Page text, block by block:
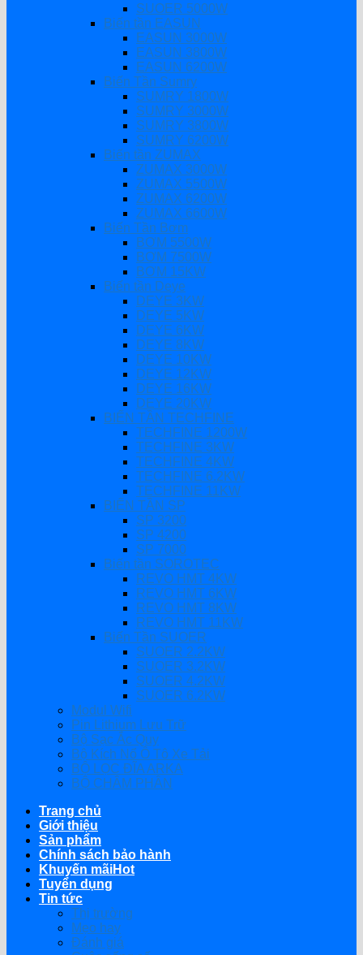
SUOER 5000W
Biến tần EASUN
EASUN 3000W
EASUN 3800W
EASUN 6200W
Biến Tần Sumry
SUMRY 1800W
SUMRY 3000W
SUMRY 3800W
SUMRY 6200W
Biến tần ZUMAX
ZUMAX 3000W
ZUMAX 5500W
ZUMAX 6200W
ZUMAX 6600W
Biến Tần Bơm
BƠM 5500W
BƠM 7500W
BƠM 15KW
Biến tần Deye
DEYE 3KW
DEYE 5KW
DEYE 6KW
DEYE 8KW
DEYE 10KW
DEYE 12KW
DEYE 16KW
DEYE 20KW
BIẾN TẦN TECHFINE
TECHFINE 1200W
TECHFINE 3KW
TECHFINE 4KW
TECHFINE 6.2KW
TECHFINE 11KW
BIẾN TẦN SP
SP 3200
SP 4200
SP 7000
Biến tần SOROTEC
REVO HMT 4KW
REVO HMT 6KW
REVO HMT 8KW
REVO HMT 11KW
Biến Tần SUOER
SUOER 2.2KW
SUOER 3.2KW
SUOER 4.2KW
SUOER 6.2KW
Modul Wifi
Pin Lithium Lưu Trữ
Bộ Sạc Ắc Quy
Bộ Kích Nổ Ô Tô Xe Tải
BỘ LỌC ĐĨA ARKA
BỘ CHÂM PHÂN
Trang chủ
Giới thiệu
Sản phẩm
Chính sách bảo hành
Khuyến mãi
Tuyển dụng
Tin tức
Thị trường
Mẹo hay
Đánh giá